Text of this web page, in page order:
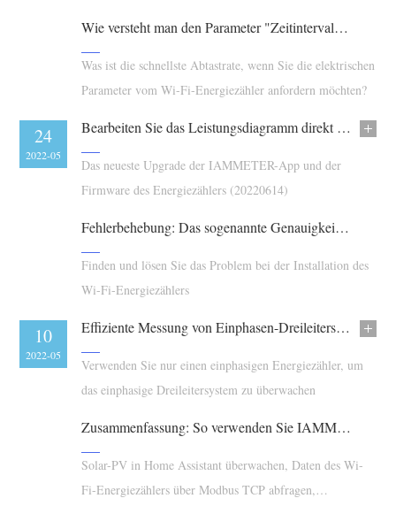
Virtueller Zähler
PV-Heizungssteuerungssystem
Hausautomation
Shop
Ressourcen
Produkt-Schnellstart
Dokumentation
Tutorial-Video
FAQ
Nachrichten
Blog
Community
Mitwirkendenprogramm
Mitwirkenden-Center
IAMMETER Aktivitäten
Forum
App Store
Website erkunden
PV-Ranking
Lösungen
Kontakt
Über uns
hinzu.
Wie versteht man den Parameter "Zeitintervall" im Wi-Fi-Energiezähler?
Was ist die schnellste Abtastrate, wenn Sie die elektrischen
Parameter vom Wi-Fi-Energiezähler anfordern möchten?
14
2022-06
Bearbeiten Sie das Leistungsdiagramm direkt in der App. Die Firmware des Wi-Fi-Energiezählers mit Modbus/TCP-Unterstützung.
Das neueste Upgrade der IAMMETER-App und der
Firmware des Energiezählers (20220614)
24
2022-05
Fehlerbehebung: Das sogenannte Genauigkeitsproblem
Finden und lösen Sie das Problem bei der Installation des
Wi-Fi-Energiezählers
21
2022-05
Effiziente Messung von Einphasen-Dreileitersystemen (120 V/240 V) mit einem einphasigen Energiezähler
Verwenden Sie nur einen einphasigen Energiezähler, um
das einphasige Dreileitersystem zu überwachen
10
2022-05
Zusammenfassung: So verwenden Sie IAMMETERs Energiezähler in Home Assistant
Solar-PV in Home Assistant überwachen, Daten des Wi-
Fi-Energiezählers über Modbus TCP abfragen,